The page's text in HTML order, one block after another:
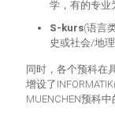
学，有的专业
S-kurs(语言
史或社会/地
同时，各个预科在
增设了
MUENCHEN预科